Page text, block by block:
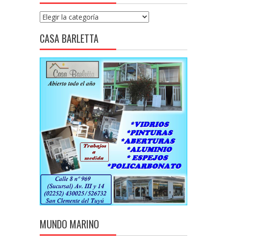
Categorías
CASA BARLETTA
MUNDO MARINO